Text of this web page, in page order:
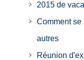
2015 de
Comment se
autres
Réunion